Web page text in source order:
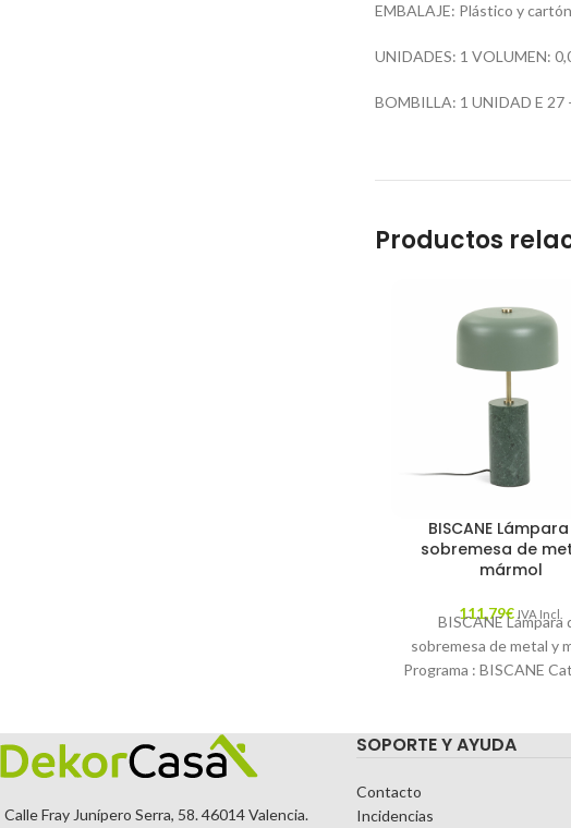
EMBALAJE: Plástico y
UNIDADES: 1 VOLUMEN:
BOMBILLA: 1 UNIDAD E 27
Productos
BISCANE
sobremesa de
mármol
111,79€ IVA Incl.
BISCANE Lámpara
sobremesa de metal y
Programa : BISCANE
Calle Fray Junípero Serra, 58. 46014 Valencia.
SOPORTE Y AYUDA
Contacto
Incidencias